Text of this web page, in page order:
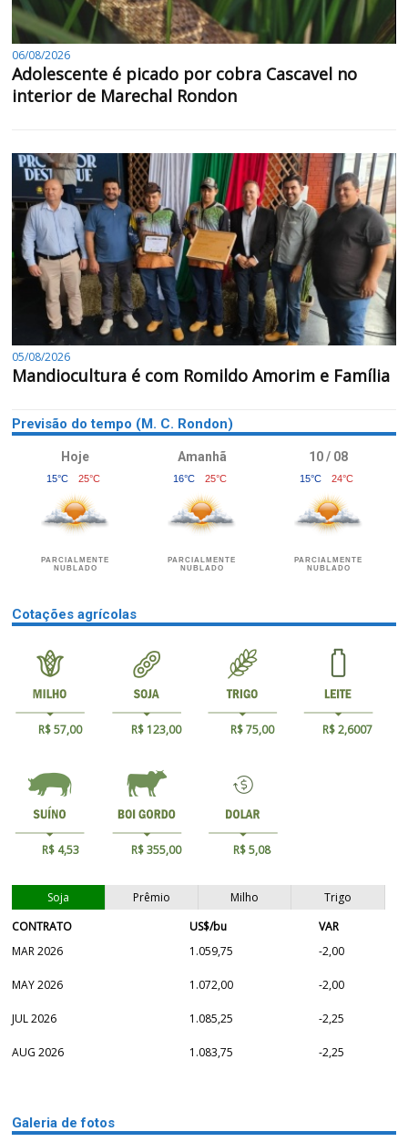
06/08/2026
Adolescente é picado por cobra Cascavel no
interior de Marechal Rondon
05/08/2026
Mandiocultura é com Romildo Amorim e Família
Previsão do tempo (M. C. Rondon)
Hoje
15°C 25°C
PARCIALMENTE
NUBLADO
Amanhã
16°C 25°C
PARCIALMENTE
NUBLADO
10 / 08
15°C 24°C
PARCIALMENTE
NUBLADO
Cotações agrícolas
R$ 57,00 R$ 123,00 R$ 75,00 R$ 2,6007
R$ 4,53 R$ 355,00 R$ 5,08
Soja Prêmio Milho
Trigo
CONTRATO
US$/bu
VAR
MAR 2026
1.059,75 -2,00
MAY 2026 1.072,00 -2,00
JUL 2026 1.085,25 -2,25
AUG 2026 1.083,75 -2,25
Galeria de fotos